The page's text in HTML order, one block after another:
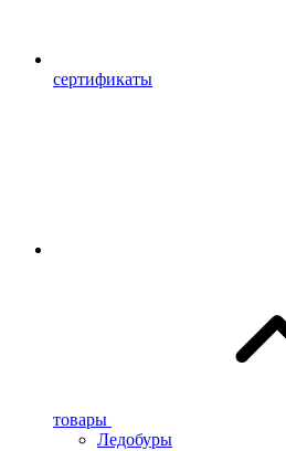
сертификаты
товары
Ледобуры